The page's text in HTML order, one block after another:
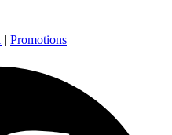
| Promotions